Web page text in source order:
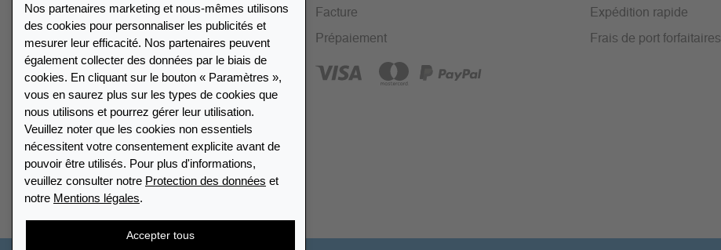
Politique de retour de 30 jours
Cryptage SSL
FAQ
Facture
Prépaiement
Expédition rapide
Frais de port forfaitaires
Répertoire des revendeurs
Trouver Leuchtturm
Nos partenaires marketing et nous-mêmes utilisons
des cookies pour personnaliser les publicités et
mesurer leur efficacité. Nos partenaires peuvent
également collecter des données par le biais de
cookies. En cliquant sur le bouton « Paramètres »,
vous en saurez plus sur les types de cookies que
nous utilisons et pourrez gérer leur utilisation.
Veuillez noter que les cookies non essentiels
nécessitent votre consentement explicite avant de
pouvoir être utilisés. Pour plus d'informations,
veuillez consulter notre Protection des données et
notre Mentions légales.
Accepter tous